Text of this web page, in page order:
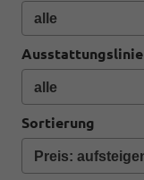
Ausstattungslinie
Sortierung